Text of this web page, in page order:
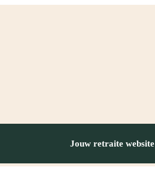
Jouw retraite website